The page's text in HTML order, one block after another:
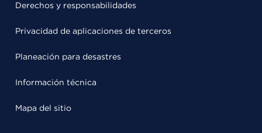
Derechos y responsabilidades
Privacidad de aplicaciones de terceros
Planeación para desastres
Información técnica
Mapa del sitio